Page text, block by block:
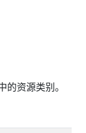
的资源类别。